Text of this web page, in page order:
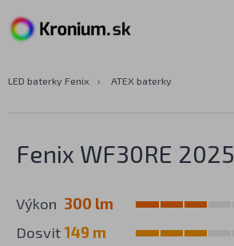
LED baterky Fenix › ATEX baterky
Fenix WF30RE 2025
Výkon 300 lm
Dosvit149 m